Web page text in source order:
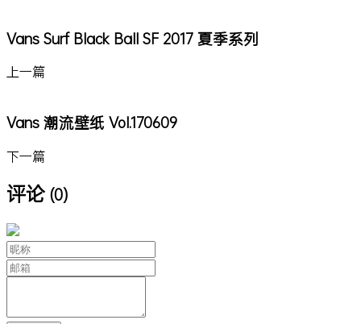
Vans Surf Black Ball SF 2017 夏季系列
上一篇
Vans 潮流壁纸 Vol.170609
下一篇
评论 (0)